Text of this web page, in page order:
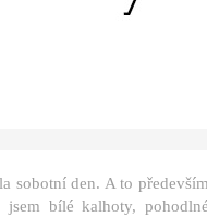
sobotní den. A to především
bílé kalhoty, pohodlné